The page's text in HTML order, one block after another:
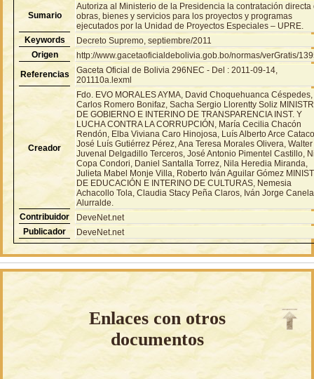
Sumario
Autoriza al Ministerio de la Presidencia la contratación directa
obras, bienes y servicios para los proyectos y programas
ejecutados por la Unidad de Proyectos Especiales – UPRE.
Keywords
Decreto Supremo, septiembre/2011
Origen
http://www.gacetaoficialdebolivia.gob.bo/normas/verGratis/
Referencias
Gaceta Oficial de Bolivia 296NEC - Del : 2011-09-14,
201110a.lexml
Creador
Fdo. EVO MORALES AYMA, David Choquehuanca Céspedes,
Carlos Romero Bonifaz, Sacha Sergio Llorentty Soliz
DE GOBIERNO E INTERINO DE TRANSPARENCIA INST. Y
LUCHA CONTRA LA CORRUPCIÓN, María Cecilia Chacón
Rendón, Elba Viviana Caro Hinojosa, Luís Alberto Arce
José Luís Gutiérrez Pérez, Ana Teresa Morales Olivera, Walter
Juvenal Delgadillo Terceros, José Antonio Pimentel Castillo,
Copa Condori, Daniel Santalla Torrez, Nila Heredia Miranda,
Julieta Mabel Monje Villa, Roberto Iván Aguilar Gómez
DE EDUCACIÓN E INTERINO DE CULTURAS, Nemesia
Achacollo Tola, Claudia Stacy Peña Claros, Iván Jorge
Alurralde.
Contribuidor
DeveNet.net
Publicador
DeveNet.net
Enlaces con otros
documentos